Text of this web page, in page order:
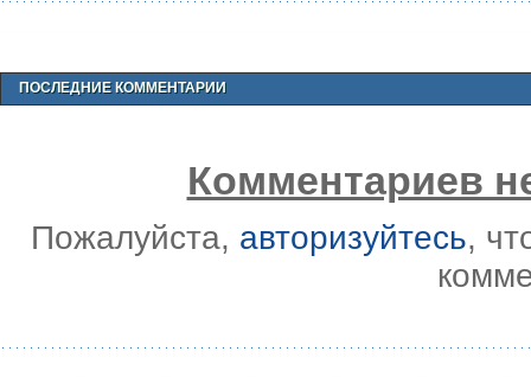
ПОСЛЕДНИЕ КОММЕНТАРИИ
Комментариев
Пожалуйста, авторизуйтесь,